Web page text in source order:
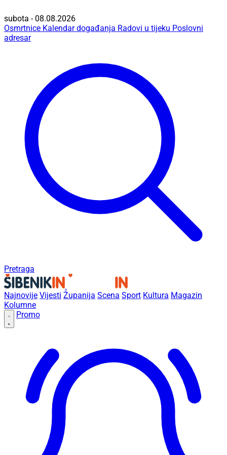
subota - 08.08.2026
Osmrtnice Kalendar događanja Radovi u tijeku Poslovni
adresar
Pretraga
Najnovije Vijesti Županija Scena Sport Kultura Magazin
Kolumne
Promo